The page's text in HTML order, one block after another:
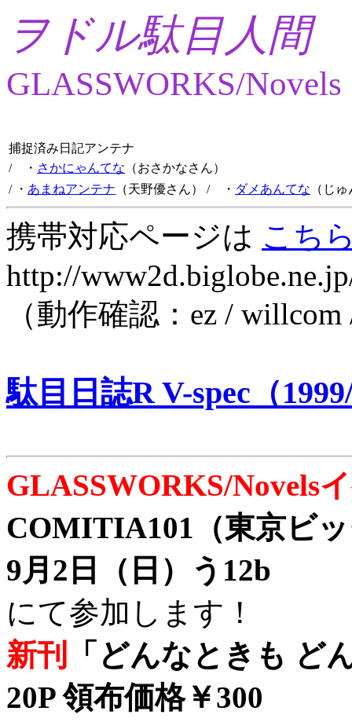
ヲドル駄目人間
GLASSWORKS/Novels
捕捉済み日記アンテナ
/ ・ さかにゃんてな （おさかなさん）
/ ・ あまねアンテナ （天野優さん） / ・ ダメあんてな （じ
携帯対応ページは こち
http://
（動作確認：ez /
駄目日誌R V-spec（
GLASSWORKS/Novels
COMITIA101（東京ビ
9月2日（日）う12b
にて参加します！
新刊
「どんなときも ど
20P 領布価格￥300